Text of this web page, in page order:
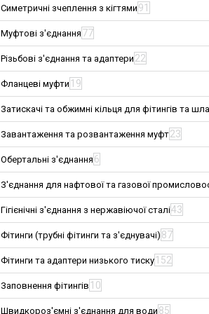
Симетричні зчеплення з кігтями 91
Муфтові з'єднання 77
Різьбові з'єднання та адаптери 22
Фланцеві муфти 19
Затискачі та обжимні кільця для фітингів та
Завантаження та розвантаження муфт23
Обертальні з'єднання 6
З'єднання для нафтової та газової
Гігієнічні з'єднання з нержавіючої сталі43
Фітинги (трубні фітинги та з'єднувачі) 87
Фітинги та адаптери низького тиску 152
Заповнення фітингів 10
Швидкороз'ємні з'єднання для води 85